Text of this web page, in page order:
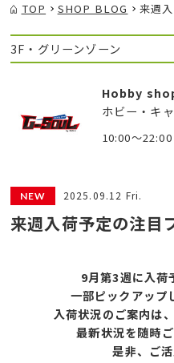
TOP SHOP BLOG 来週
3F・グリーンゾーン
Hobby
ホビー・キ
10:00～22:00
2025.09.12 Fri.
来週入荷予定の注目
9月第3週に入荷
一部ピックアップ
入荷状況のご案内は、
最新状況を随時
是非、ご活